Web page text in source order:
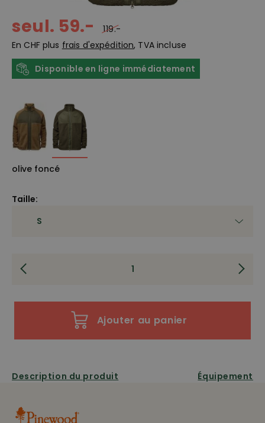
seul. 59.-
119.-
En CHF plus frais d'expédition, TVA incluse
Disponible en ligne immédiatement
olive foncé
Taille:
Ajouter au panier
Description du produit Équipement